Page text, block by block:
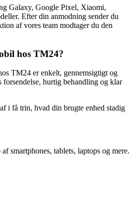
Galaxy, Google Pixel, Xiaomi,
Efter din anmodning sender du
af vores team modtager du den
hos TM24?
TM24 er enkelt, gennemsigtigt og
hurtig behandling og klar
i få trin, hvad din brugte enhed stadig
smartphones, tablets, laptops og mere.